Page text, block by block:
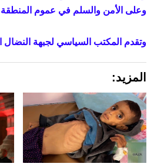
وعلى الأمن والسلم في عموم
وتقدم المكتب السياسي لجبهة
المزيد: